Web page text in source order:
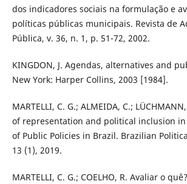
dos indicadores sociais na formulação e
políticas públicas municipais. Revista de
Pública, v. 36, n. 1, p. 51-72, 2002.
KINGDON, J. Agendas, alternatives and
New York: Harper Collins, 2003 [1984].
MARTELLI, C. G.; ALMEIDA, C.;
of representation and political inclusion in
of Public Policies in Brazil. Brazilian
13 (1), 2019.
MARTELLI, C. G.; COELHO, R. Avaliar o